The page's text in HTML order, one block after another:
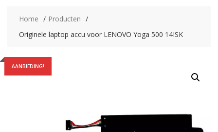
Home
Producten
Originele laptop accu voor LENOVO Yoga 500 14ISK
AANBIEDING!